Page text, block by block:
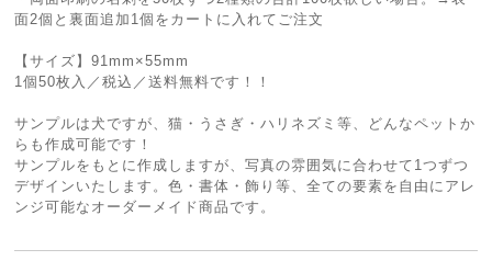
面2個と裏面追加1個をカートに入れてご注文
【サイズ】91mm×55mm
1個50枚入／税込／送料無料です！！
サンプルは犬ですが、猫・うさぎ・ハリネズミ等、どんなペットか
らも作成可能です！
サンプルをもとに作成しますが、写真の雰囲気に合わせて1つずつ
デザインいたします。色・書体・飾り等、全ての要素を自由にアレ
ンジ可能なオーダーメイド商品です。